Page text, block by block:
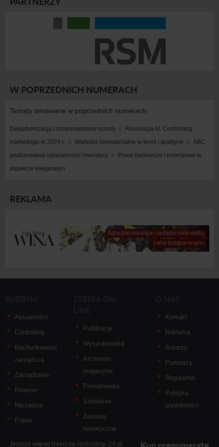
W POPRZEDNICH NUMERACH
Tematy omawiane w poprzednich numerach:
Dekarbonizacja i zrównoważony rozwój
Rewolucja AI. Controlling
marketingu w 2024 r.
Wartości niematerialne w teorii i praktyce
ABC
analizowania opłacalności inwestycji
Prace badawcze i rozwojowe w
aspekcie księgowym
REKLAMA
Aktualności
Controlling
Rachunkowość
zarządcza
Zarządzanie
Finanse
Narzędzia
Prawo
Publikacje
Wyszukiwarka
Archiwum
magazynu
Prenumerata
Szkolenia
Zestawy
tematyczne
Kontakt
Reklama
Autorzy
Partnerzy
Regulamin
Polityka
prywatności
Jeszcze więcej treści na controlling-24.pl